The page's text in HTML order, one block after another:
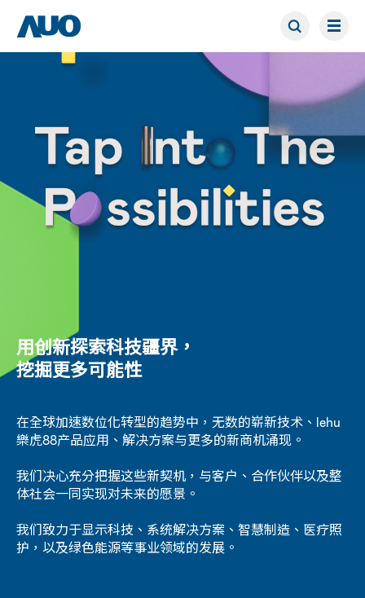
用创新探索科技疆界，
挖掘更多可能性
在全球加速数位化转型的趋势中，无数的崭新技术、lehu
樂虎88产品应用、解决方案与更多的新商机涌现。
我们决心充分把握这些新契机，与客户、合作伙伴以及整
体社会一同实现对未来的愿景。
我们致力于显示科技、系统解决方案、智慧制造、医疗照
护，以及绿色能源等事业领域的发展。